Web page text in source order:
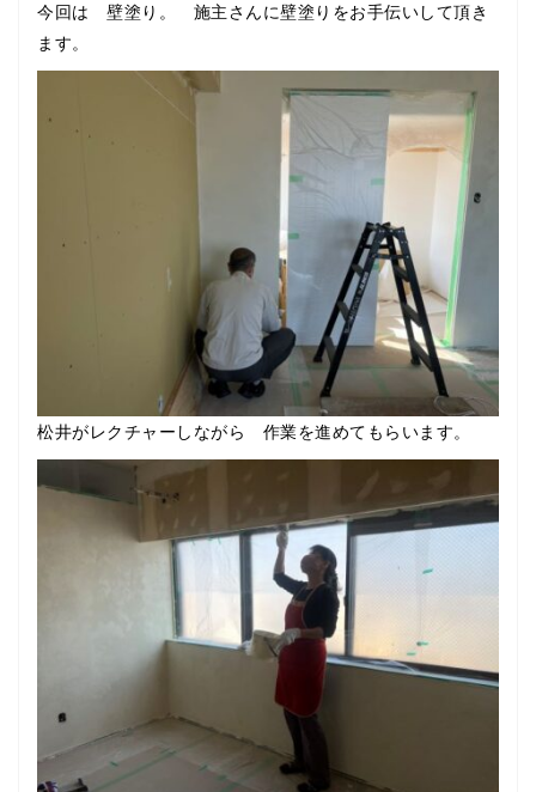
今回は 壁塗り。 施主さんに壁塗りをお手伝いして頂き
ます。
松井がレクチャーしながら 作業を進めてもらいます。